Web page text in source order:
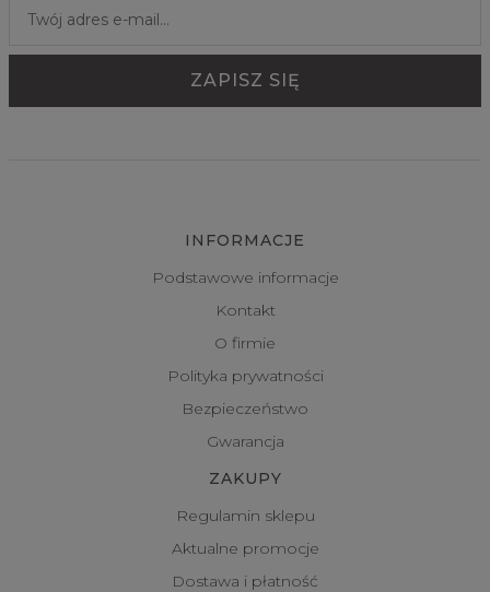
INFORMACJE
Podstawowe informacje
Kontakt
O firmie
Polityka prywatności
Bezpieczeństwo
Gwarancja
ZAKUPY
Regulamin sklepu
Aktualne promocje
Dostawa i płatność